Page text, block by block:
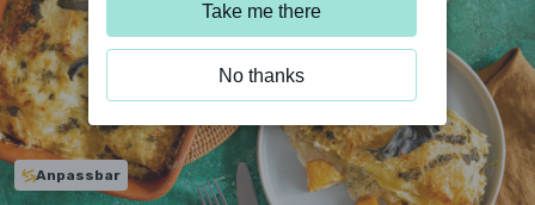
Anpassbar
Take me there
No thanks